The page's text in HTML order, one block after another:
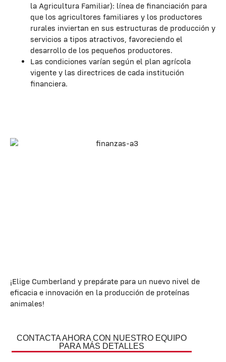
la Agricultura Familiar): línea de financiación para
que los agricultores familiares y los productores
rurales inviertan en sus estructuras de producción y
servicios a tipos atractivos, favoreciendo el
desarrollo de los pequeños productores.
Las condiciones varían según el plan agrícola
vigente y las directrices de cada institución
financiera.
¡Elige Cumberland y prepárate para un nuevo nivel de
eficacia e innovación en la producción de proteínas
animales!
CONTACTA AHORA CON NUESTRO EQUIPO
PARA MÁS DETALLES